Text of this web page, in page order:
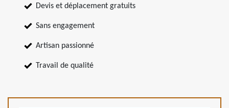
Devis et déplacement gratuits
Sans engagement
Artisan passionné
Travail de qualité